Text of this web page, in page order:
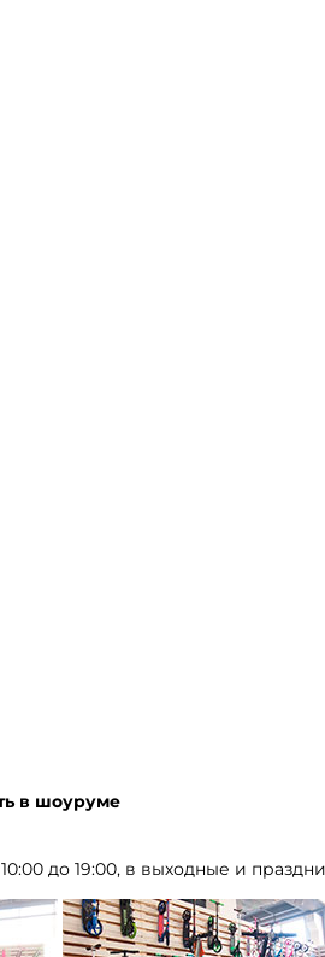
в шоуруме
до 19:00, в выходные и